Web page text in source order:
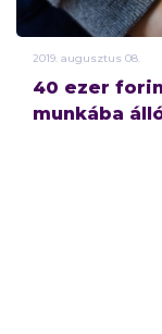
2019. augusztus 08.
40 ezer
munkába